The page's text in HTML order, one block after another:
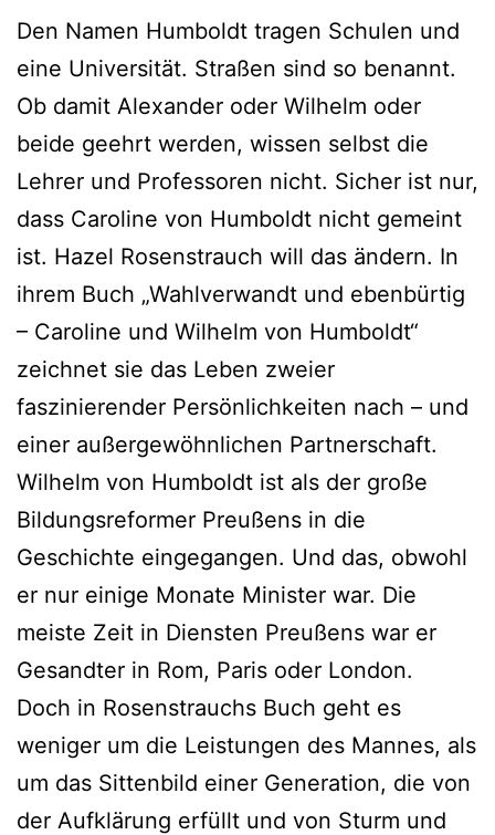
Den Namen Humboldt tragen Schulen und
eine Universität. Straßen sind so benannt.
Ob damit Alexander oder Wilhelm oder
beide geehrt werden, wissen selbst die
Lehrer und Professoren nicht. Sicher ist nur,
dass Caroline von Humboldt nicht gemeint
ist. Hazel Rosenstrauch will das ändern. In
ihrem Buch „Wahlverwandt und ebenbürtig
– Caroline und Wilhelm von Humboldt“
zeichnet sie das Leben zweier
faszinierender Persönlichkeiten nach – und
einer außergewöhnlichen Partnerschaft.
Wilhelm von Humboldt ist als der große
Bildungsreformer Preußens in die
Geschichte eingegangen. Und das, obwohl
er nur einige Monate Minister war. Die
meiste Zeit in Diensten Preußens war er
Gesandter in Rom, Paris oder London.
Doch in Rosenstrauchs Buch geht es
weniger um die Leistungen des Mannes, als
um das Sittenbild einer Generation, die von
der Aufklärung erfüllt und von Sturm und